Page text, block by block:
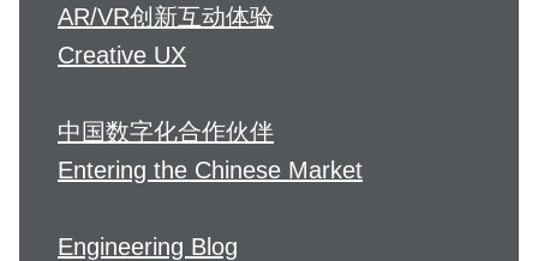
AR/VR创新互动体验
Creative UX
中国数字化合作伙伴
Entering the Chinese Market
Engineering Blog